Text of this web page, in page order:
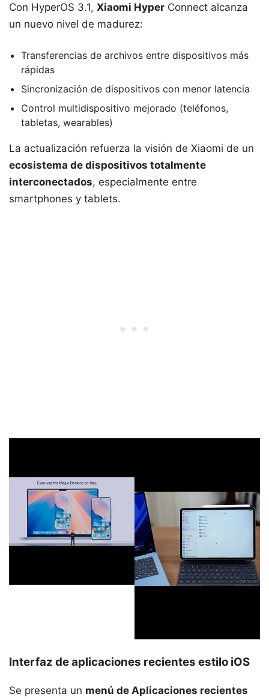
Con HyperOS 3.1, Xiaomi Hyper Connect alcanza
un nuevo nivel de madurez:
Transferencias de archivos entre dispositivos más
rápidas
Sincronización de dispositivos con menor latencia
Control multidispositivo mejorado (teléfonos,
tabletas, wearables)
La actualización refuerza la visión de Xiaomi de un
ecosistema de dispositivos totalmente
interconectados, especialmente entre
smartphones y tablets.
Interfaz de aplicaciones recientes estilo iOS
Se presenta un menú de Aplicaciones recientes